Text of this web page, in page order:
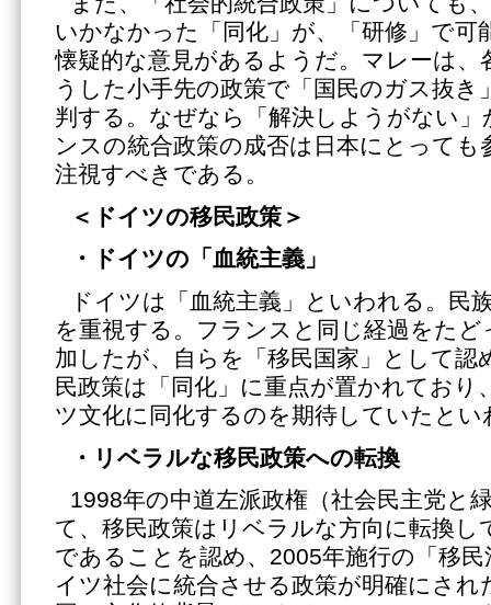
いかなかった「同化」が、「研修」で可
懐疑的な意見があるようだ。マレーは、
うした小手先の政策で「国民のガス抜き
判する。なぜなら「解決しようがない
ンスの統合政策の成否は日本にとっても
注視すべきである。
＜ドイツの移民政策＞
・ドイツの「血統主義」
ドイツは「血統主義」といわれる。民
を重視する。フランスと同じ経過をたど
加したが、自らを「移民国家」として認
民政策は「同化」に重点が置かれており
ツ文化に同化するのを期待していたとい
・リベラルな移民政策への転換
1998年の中道左派政権（社会民主党と
て、移民政策はリベラルな方向に転換し
であることを認め、2005年施行の「移
イツ社会に統合させる政策が明確にされ